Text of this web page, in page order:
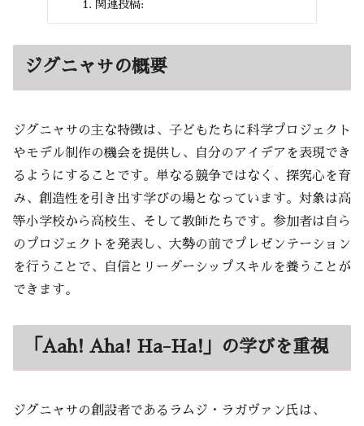
関連投稿:
ジグニャサの概要
ジグニャサの主な特徴は、子どもたちに科学プロジェクト
やモデル制作の機会を提供し、自分のアイデアを表現でき
るようにすることです。単なる競争ではなく、探究心を育
み、創造性を引き出す学びの場となっています。対象は高
等小学校から高校生、そして教師たちです。参加者は自ら
のプロジェクトを発表し、大勢の前でプレゼンテーション
を行うことで、自信とリーダーシップスキルを養うことが
できます。
「Aah! Aha! Ha-Ha!」の学びを重視
ジグニャサの創設者であるラムジ・ラガヴァン氏は、